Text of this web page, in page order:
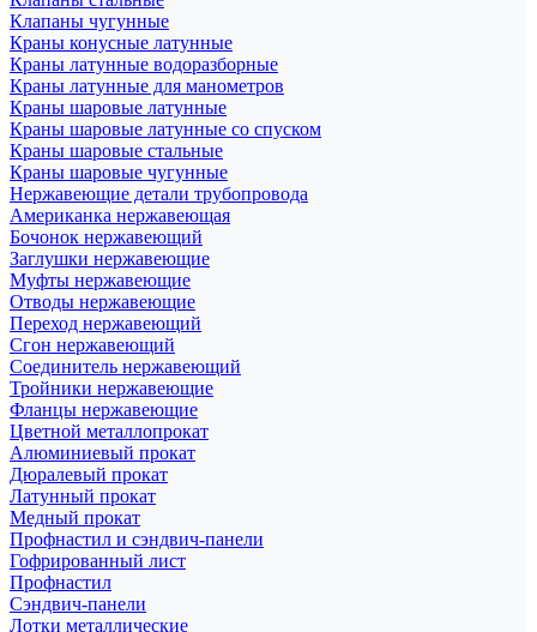
Клапаны чугунные
Краны конусные латунные
Краны латунные водоразборные
Краны латунные для манометров
Краны шаровые латунные
Краны шаровые латунные со спуском
Краны шаровые стальные
Краны шаровые чугунные
Нержавеющие детали трубопровода
Американка нержавеющая
Бочонок нержавеющий
Заглушки нержавеющие
Муфты нержавеющие
Отводы нержавеющие
Переход нержавеющий
Сгон нержавеющий
Соединитель нержавеющий
Тройники нержавеющие
Фланцы нержавеющие
Цветной металлопрокат
Алюминиевый прокат
Дюралевый прокат
Латунный прокат
Медный прокат
Профнастил и сэндвич-панели
Гофрированный лист
Профнастил
Сэндвич-панели
Лотки металлические